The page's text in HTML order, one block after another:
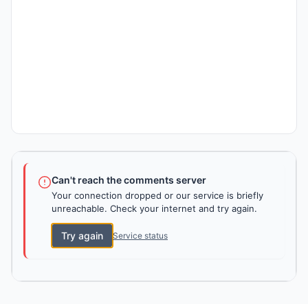
Can't reach the comments server
Your connection dropped or our service is briefly
unreachable. Check your internet and try again.
Try again Service status